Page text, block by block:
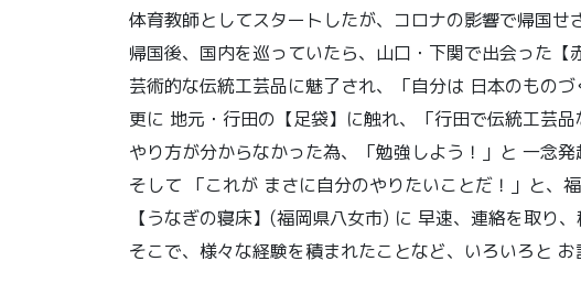
体育教師としてスタートしたが、コロナの影響で帰国せ
帰国後、国内を巡っていたら、山口・下関で出会った【
芸術的な伝統工芸品に魅了され、「自分は 日本のものづ
更に 地元・行田の【足袋】に触れ、「行田で伝統工芸品
やり方が分からなかった為、「勉強しよう！」と 一念発
そして 「これが まさに自分のやりたいことだ！」と、
【うなぎの寝床】(福岡県八女市) に 早速、連絡を取り
そこで、様々な経験を積まれたことなど、いろいろと お